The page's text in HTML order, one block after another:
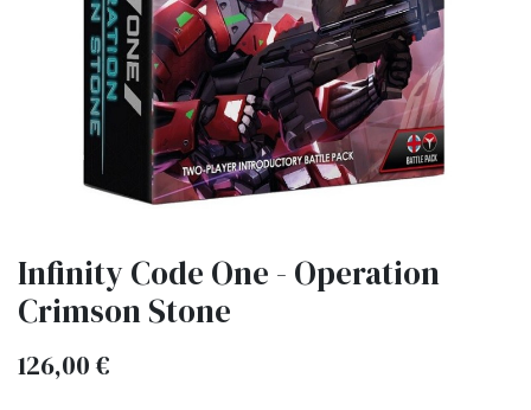
Infinity Code One - Operation
Crimson Stone
126,00 €